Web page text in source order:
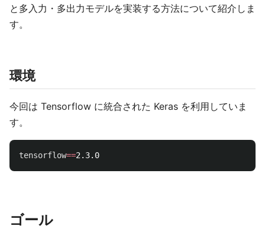
と多入力・多出力モデルを実装する方法について紹介しま
す。
環境
今回は Tensorflow に統合された Keras を利用していま
す。
tensorflow==
ゴール